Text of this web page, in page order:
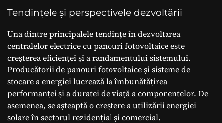
Tendințele și perspectivele dezvoltării
Una dintre principalele tendințe în dezvoltarea
centralelor electrice cu panouri fotovoltaice este
creșterea eficienței și a randamentului sistemului.
Producătorii de panouri fotovoltaice și sisteme de
stocare a energiei lucrează la îmbunătățirea
performanței și a duratei de viață a componentelor. De
asemenea, se așteaptă o creștere a utilizării energiei
solare în sectorul rezidențial și comercial.